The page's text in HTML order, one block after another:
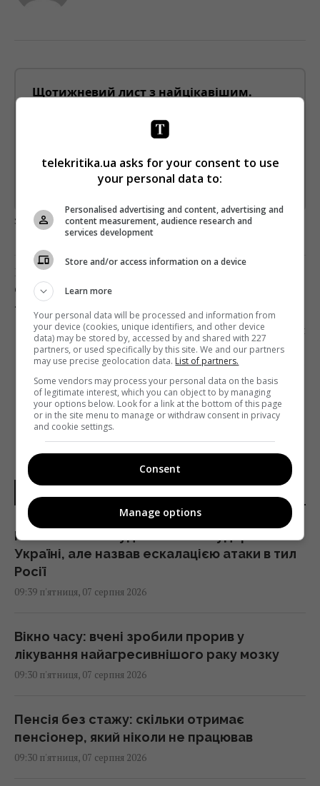
Щотижневий лист з найцікавішим.
Підпишіться ще раз, якщо не отримуєте від нас листи
Підписатись→
загрузка...
Попередня стаття
ФІНАЛ «ТАНЦІВ З ЗІРКАМИ-4» ПРОЙДЕ 29
ЛИСТОПАДА
Наступна стаття
ЕКСРЕЖИСЕРКА «ПЛЮСІВ» ДАР’Я
КАЧКОВСЬКА ОЧОЛИЛА ТВ-НАПРЯМОК
KYIV.LIVE
Генсек ООН засудив масовані удари по
Україні, але назвав ескалацією атаки в тил
Росії
09:39 п'ятниця, 07 серпня 2026
Вікно часу: вчені зробили прорив у
лікування найагресивнішого раку мозку
09:30 п'ятниця, 07 серпня 2026
Пенсія без стажу: скільки отримає
пенсіонер, який ніколи не працював
09:30 п'ятниця, 07 серпня 2026
telekritika.ua asks for your consent to use
your personal data to:
Personalised advertising and content, advertising and
content measurement, audience research and
services development
Store and/or access information on a device
Learn more
Your personal data will be processed and information from
your device (cookies, unique identifiers, and other device
data) may be stored by, accessed by and shared with 227
partners, or used specifically by this site. We and our partners
may use precise geolocation data. List of partners.
Some vendors may process your personal data on the basis
of legitimate interest, which you can object to by managing
your options below. Look for a link at the bottom of this page
or in the site menu to manage or withdraw consent in privacy
and cookie settings.
Consent
Manage options